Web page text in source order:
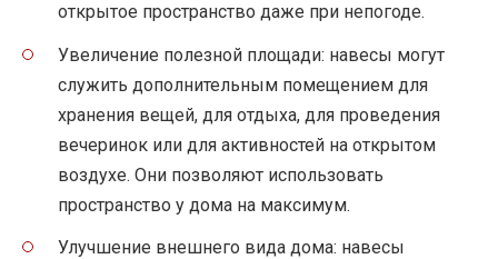
открытое пространство даже при непогоде.
Увеличение полезной площади: навесы могут
служить дополнительным помещением для
хранения вещей, для отдыха, для проведения
вечеринок или для активностей на открытом
воздухе. Они позволяют использовать
пространство у дома на максимум.
Улучшение внешнего вида дома: навесы